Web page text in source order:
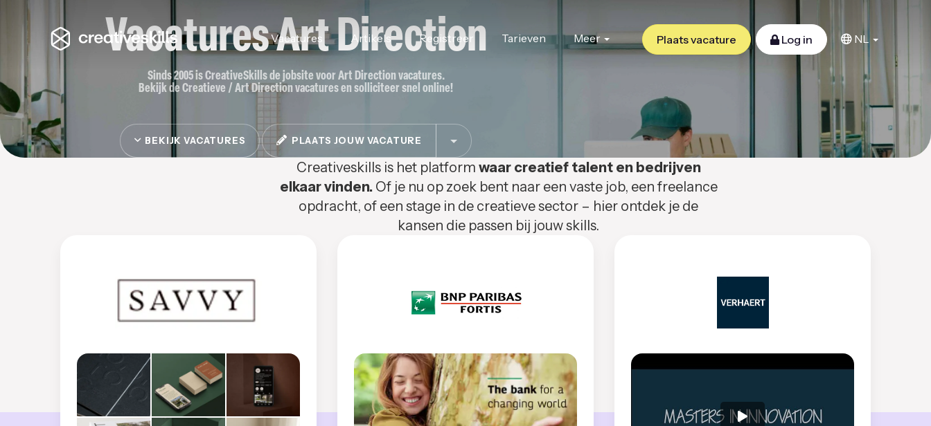
Vacatures Artikels Registreer Tarieven Meer Plaats vacature Log in NL
Vacatures Art Direction
Sinds 2005 is CreativeSkills de jobsite voor Art Direction vacatures.
Bekijk de Creatieve / Art Direction vacatures en solliciteer snel online!
BEKIJK VACATURES PLAATS JOUW VACATURE
Creativeskills is het platform waar creatief talent en bedrijven
elkaar vinden. Of je nu op zoek bent naar een vaste job, een freelance
opdracht, of een stage in de creatieve sector – hier ontdek je de
kansen die passen bij jouw skills.